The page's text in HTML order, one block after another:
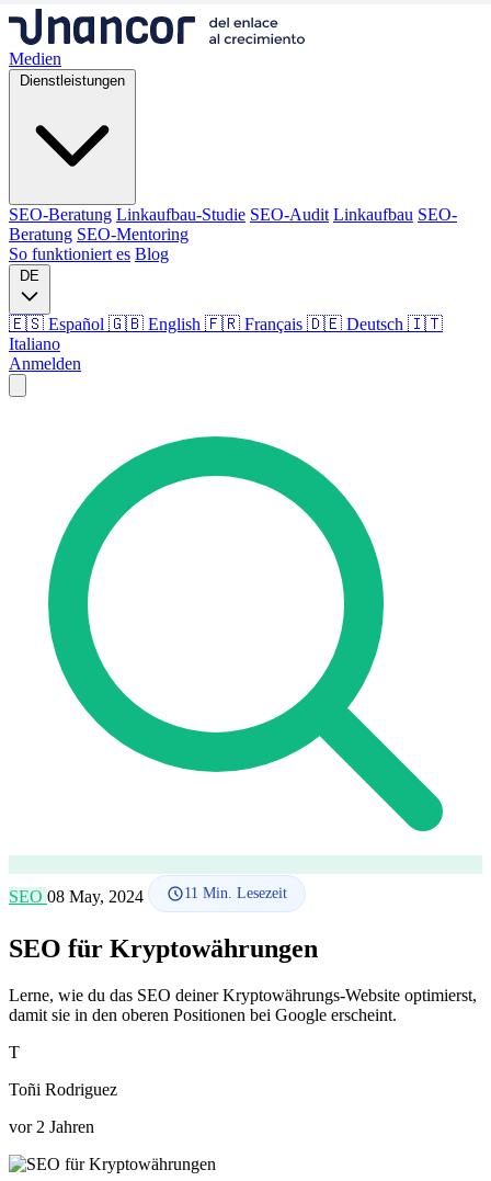
Medien
Dienstleistungen
SEO-Beratung Linkaufbau-Studie SEO-Audit Linkaufbau SEO-
Beratung SEO-Mentoring
So funktioniert es Blog
DE
🇪🇸 Español 🇬🇧 English 🇫🇷 Français 🇩🇪 Deutsch 🇮🇹
Italiano
Anmelden
SEO-Beratung Linkaufbau
Beratung
SEO-Mentoring
So funktioniert es
Sprache
🇪🇸 ES
🇬🇧 EN 🇮🇹 IT
SEO 08 May, 2024 11 Min. Lesezeit
SEO für Kryptowährungen
Lerne, wie du das SEO deiner Kryptowährungs-Website optimierst,
damit sie in den oberen Positionen bei Google erscheint.
T
Toñi Rodriguez
vor 2 Jahren